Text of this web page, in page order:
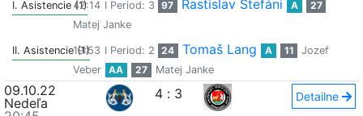
I. Asistencie (1)42:14 I Period: 3 97 Rastislav Štefáni A
27
Matej Janke
II. Asistencie (1)
19:53 I Period: 2 24 Tomaš Lang A 11
Jozef
Veber
AA 27 Matej Janke
09.10.22
Nedeľa
4 : 3 Detailne